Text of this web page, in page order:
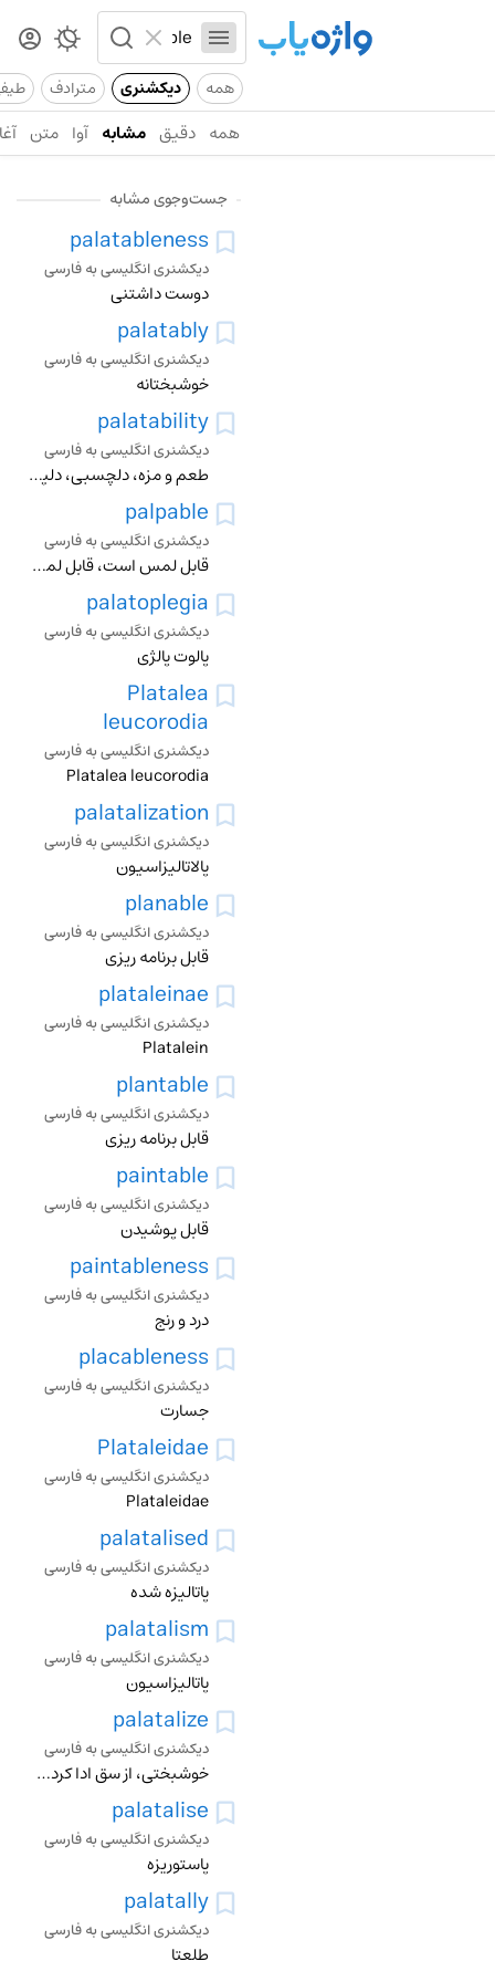
همه دیکشنری مترادف
همه دقیق مشابه آوا متن
جست‌وجوی مشابه
palatableness
دیکشنری انگلیسی به فارسی
دوست داشتنی
palatably
دیکشنری انگلیسی به فارسی
خوشبختانه
palatability
دیکشنری انگلیسی به فارسی
طعم و مزه، دلچسبی، دلپذیری
palpable
دیکشنری انگلیسی به فارسی
قابل لمس است، قابل لمس، واضح، پرماسیدنی، حس کردنی، اشکار، پر ماس پذیر
palatoplegia
دیکشنری انگلیسی به فارسی
پالوت پالژی
Platalea
leucorodia
دیکشنری انگلیسی به فارسی
Platalea leucorodia
palatalization
دیکشنری انگلیسی به فارسی
پالاتالیزاسیون
planable
دیکشنری انگلیسی به فارسی
قابل برنامه ریزی
plataleinae
دیکشنری انگلیسی به فارسی
Platalein
plantable
دیکشنری انگلیسی به فارسی
قابل برنامه ریزی
paintable
دیکشنری انگلیسی به فارسی
قابل پوشیدن
paintableness
دیکشنری انگلیسی به فارسی
درد و رنج
placableness
دیکشنری انگلیسی به فارسی
جسارت
Plataleidae
دیکشنری انگلیسی به فارسی
Plataleidae
palatalised
دیکشنری انگلیسی به فارسی
پاتالیزه شده
palatalism
دیکشنری انگلیسی به فارسی
پاتالیزاسیون
palatalize
دیکشنری انگلیسی به فارسی
خوشبختی، از سق ادا کردن، کامی کردن
palatalise
دیکشنری انگلیسی به فارسی
پاستوریزه
palatally
دیکشنری انگلیسی به فارسی
طلعتا